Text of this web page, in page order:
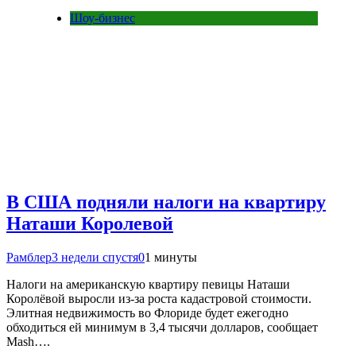
Шоу-бизнес
В США подняли налоги на квартиру
Наташи Королевой
Рамблер3 недели спустя01 минуты
Налоги на американскую квартиру певицы Наташи
Королёвой выросли из-за роста кадастровой стоимости.
Элитная недвижимость во Флориде будет ежегодно
обходиться ей минимум в 3,4 тысячи долларов, сообщает
Mash….